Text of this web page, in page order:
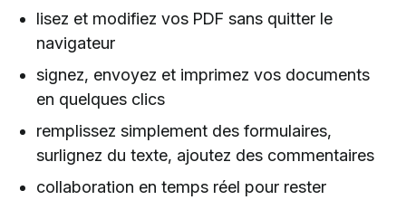
lisez et modifiez vos PDF sans quitter le
navigateur
signez, envoyez et imprimez vos documents
en quelques clics
remplissez simplement des formulaires,
surlignez du texte, ajoutez des commentaires
collaboration en temps réel pour rester